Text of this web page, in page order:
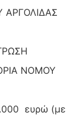
ΑΡΓΟΛΙΔΑΣ
ΝΟΜΟΥ
ευρώ (με